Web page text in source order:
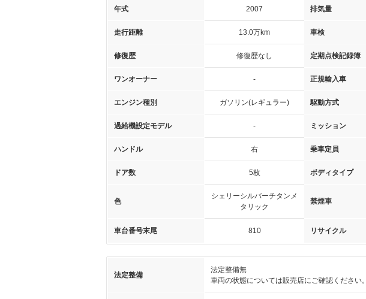
年式 2007 排気量
走行距離 13.0万km 車検
修復歴 修復歴なし 定期点検記録簿
ワンオーナー - 正規輸入車
エンジン種別 ガソリン(レギュラー) 駆動方式
過給機設定モデル - ミッション
ハンドル 右 乗車定員
ドア数 5枚 ボディタイプ
色
シェリーシルバーチタンメ
タリック
禁煙車
車台番号末尾 810 リサイクル
法定整備
法定整備無
車両の状態については販売店にご確認ください。